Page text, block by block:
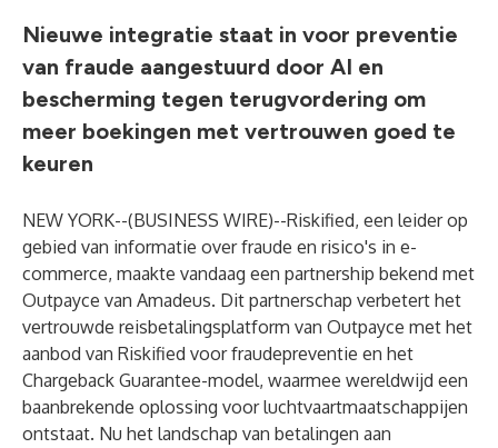
Nieuwe integratie staat in voor preventie
van fraude aangestuurd door AI en
bescherming tegen terugvordering om
meer boekingen met vertrouwen goed te
keuren
NEW YORK--(BUSINESS WIRE)--Riskified, een leider op
gebied van informatie over fraude en risico's in e-
commerce, maakte vandaag een partnership bekend met
Outpayce van Amadeus. Dit partnerschap verbetert het
vertrouwde reisbetalingsplatform van Outpayce met het
aanbod van Riskified voor fraudepreventie en het
Chargeback Guarantee-model, waarmee wereldwijd een
baanbrekende oplossing voor luchtvaartmaatschappijen
ontstaat. Nu het landschap van betalingen aan